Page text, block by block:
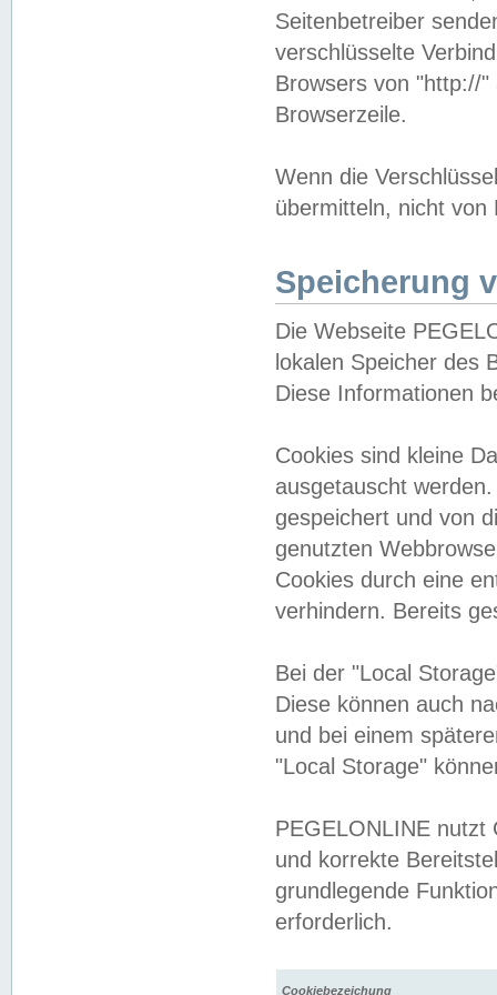
Seitenbetreiber
verschlüsselte
Browsers von "http://
Browserzeile.
Wenn die
übermitteln, nicht von
Speicherung
Die Webseite
lokalen Speicher des
Diese Informationen
Cookies sind kleine
ausgetauscht
gespeichert und von
genutzten
Cookies durch eine
verhindern. Bereits
Bei der "Local
Diese können auch
und bei einem
"Local Storage"
PEGELONLINE nutzt
und korrekte
grundlegende
erforderlich.
Cookiebezeichung